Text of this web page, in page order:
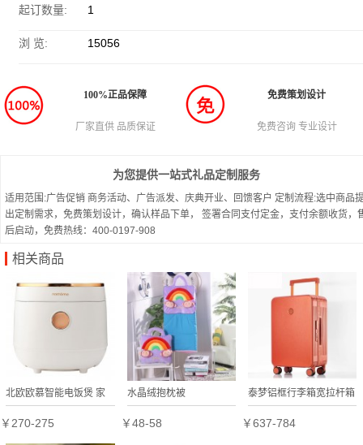
起订数量: 1
浏 览: 15056
100%正品保障
厂家直供 品质保证
免费策划设计
免费咨询 专业设计
为您提供一站式礼品定制服务
适用范围:广告促销 商务活动、广告派发、庆典开业、回馈客户 定制流程:选中商品
出定制需求，免费策划设计，确认样品下单， 签署合同支付定金，支付余额收货，
后启动，免费热线：400-0197-908
相关商品
北欧欧慕智能电饭煲 家
用电饭锅
￥270-275
水晶绒抱枕被
￥48-58
泰梦铝框行李箱宽拉杆箱
旅行箱密码箱TM-2108定
￥637-784